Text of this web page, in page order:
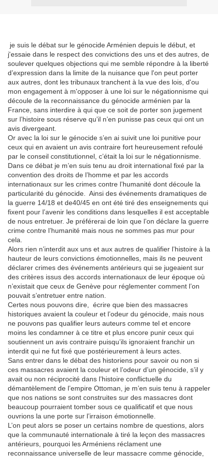
je suis le débat sur le génocide Arménien depuis le début, et
j'essaie dans le respect des convictions des uns et des autres, de
soulever quelques objections qui me semble répondre à la liberté
d’expression dans la limite de la nuisance que l'on peut porter
aux autres, dont les tribunaux tranchent à la vue des lois, d'ou
mon engagement à m'opposer à une loi sur le négationnisme qui
découle de la reconnaissance du génocide arménien par la
France, sans interdire à qui que ce soit de porter son jugement
sur l’histoire sous réserve qu’il n’en punisse pas ceux qui ont un
avis divergeant.
Or avec la loi sur le génocide s’en ai suivit une loi punitive pour
ceux qui en avaient un avis contraire fort heureusement refoulé
par le conseil constitutionnel, c’était la loi sur le négationnisme.
Dans ce débat je m’en suis tenu au droit international fixé par la
convention des droits de l’homme et par les accords
internationaux sur les crimes contre l’humanité dont découle la
particularité du génocide.
Ainsi des événements dramatiques de
la guerre 14/18 et de40/45 en ont été tiré des enseignements qui
fixent pour l’avenir les conditions dans lesquelles il est acceptable
de nous entretuer. Je préférerai de loin que l’on déclare la guerre
crime contre l’humanité mais nous ne sommes pas mur pour
cela.
Alors rien n’interdit aux uns et aux autres de qualifier l’histoire à la
hauteur de leurs convictions émotionnelles, mais ils ne peuvent
déclarer crimes des événements antérieurs qui se jugeaient sur
des critères issus des accords internationaux de leur époque où
n’existait que ceux de Genève pour réglementer comment l’on
pouvait s’entretuer entre nation.
Certes nous pouvons dire,
écrire que bien des massacres
historiques avaient la couleur et l’odeur du génocide, mais nous
ne pouvons pas qualifier leurs auteurs comme tel et encore
moins les condamner à ce titre et plus encore punir ceux qui
soutiennent un avis contraire puisqu’ils ignoraient franchir un
interdit qui ne fut fixé que postérieurement à leurs actes.
Sans entrer dans le débat des historiens pour savoir ou non si
ces massacres avaient la couleur et l’odeur d’un génocide, s’il y
avait ou non réciprocité dans l’histoire conflictuelle du
démantèlement de l’empire Ottoman, je m’en suis tenu à rappeler
que nos nations se sont construites sur des massacres dont
beaucoup pourraient tomber sous ce qualificatif et que nous
ouvrions la une porte sur l’irraison émotionnelle.
L’on peut alors se poser un certains nombre de questions, alors
que la communauté internationale à tiré la leçon des massacres
antérieurs, pourquoi les Arméniens réclament une
reconnaissance universelle de leur massacre comme génocide,